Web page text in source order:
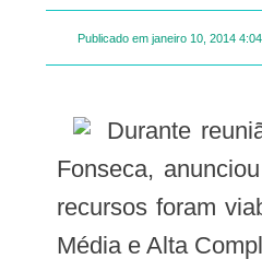
Publicado em janeiro 10, 2014
Durante reunião na manhã desta sexta-feira (10), em Mossoró, o secretário de Estado da Saúde Pública, Luiz Roberto
Fonseca,
recursos foram
Média e Alta